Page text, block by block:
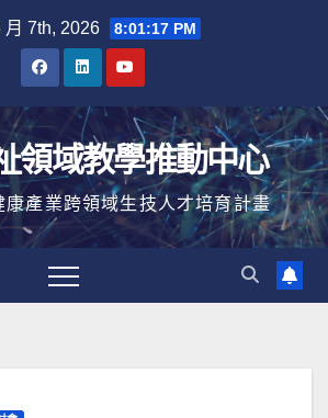
月 7th, 2026 8:01:18 PM
領域教學推動中心
康產業跨領域生技人才培育計畫